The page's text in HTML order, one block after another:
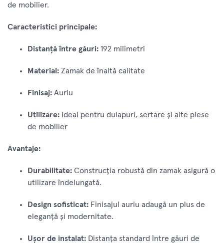
de mobilier.
Caracteristici principale:
Distanță între găuri: 192 milimetri
Material: Zamak de înaltă calitate
Finisaj: Auriu
Utilizare: Ideal pentru dulapuri, sertare și alte piese
de mobilier
Avantaje:
Durabilitate: Construcția robustă din zamak asigură o
utilizare îndelungată.
Design sofisticat: Finisajul auriu adaugă un plus de
eleganță și modernitate.
Ușor de instalat: Distanța standard între găuri de